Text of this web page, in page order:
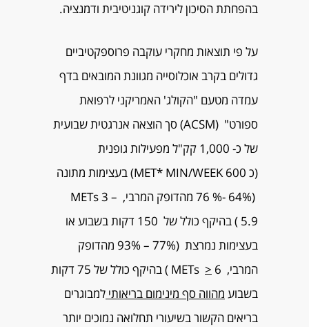
בהפחתת הסיכון לירידה קוגניטיבית ודמנציה.
על פי תוצאות מחקרי עוקבה פרוספקטיביים
גדולים בקרב אוכלוסייה מגוונת המובאים בדף
עמדה מטעם "הקולג' האמריקני לרפואת
ספורט" (ACSM) סך הוצאה אנרגטית שבועית
של כ- 1,000 קק"ל מפעילות גופנית
(כ MET* MIN/WEEK 600) בעצימות מתונה
(64% -% 76 מהדופק המרבי, METs 3 –
5.9 ) בהיקף כולל של 150 דקות בשבוע או
בעצימות נמרצת (77% – 93% מהדופק
המרבי, METs
>
6 ) בהיקף כולל של 75 דקות
בשבוע מהווה סף מינימום בריאותי למבוגרים
בריאים הקשור בשיעורי תחלואה נמוכים יותר